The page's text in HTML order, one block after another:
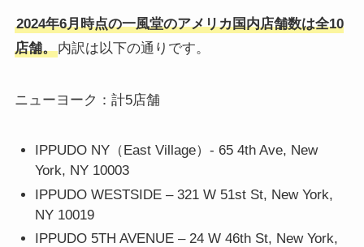
2024年6月時点の一風堂のアメリカ国内店舗数は全10
店舗。内訳は以下の通りです。
ニューヨーク：計5店舗
IPPUDO NY（East Village）- 65 4th Ave, New
York, NY 10003
IPPUDO WESTSIDE – 321 W 51st St, New York,
NY 10019
IPPUDO 5TH AVENUE – 24 W 46th St, New York,